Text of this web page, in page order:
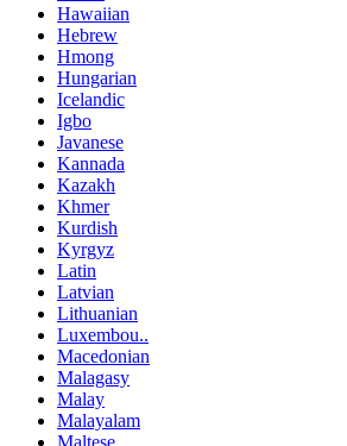
Hawaiian
Hebrew
Hmong
Hungarian
Icelandic
Igbo
Javanese
Kannada
Kazakh
Khmer
Kurdish
Kyrgyz
Latin
Latvian
Lithuanian
Luxembou..
Macedonian
Malagasy
Malay
Malayalam
Maltese